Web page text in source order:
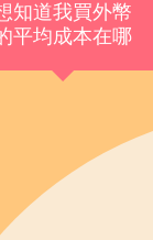
知道我買外幣
平均成本在哪